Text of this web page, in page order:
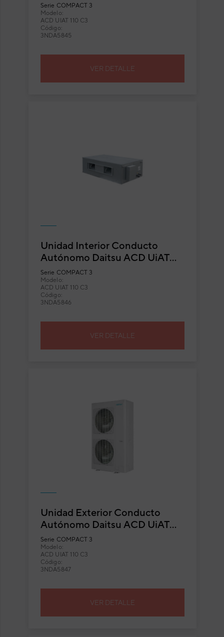
Serie COMPACT 3
Modelo:
ACD UIAT 110 C3
Código:
3NDA5845
VER DETALLE
Unidad Interior Conducto
Autónomo Daitsu ACD UiAT
110 C3
Serie COMPACT 3
Modelo:
ACD UIAT 110 C3
Código:
3NDA5846
VER DETALLE
Unidad Exterior Conducto
Autónomo Daitsu ACD UiAT
110 C3
Serie COMPACT 3
Modelo:
ACD UIAT 110 C3
Código:
3NDA5847
VER DETALLE